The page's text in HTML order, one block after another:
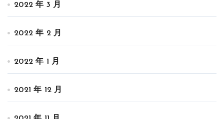
2022 年 3 月
2022 年 2 月
2022 年 1 月
2021 年 12 月